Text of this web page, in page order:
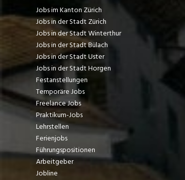
Jobs im Kanton Zürich
Jobs in der Stadt Zürich
Jobs in der Stadt Winterthur
Jobs in der Stadt Bülach
Jobs in der Stadt Uster
Jobs in der Stadt Horgen
Festanstellungen
Temporäre Jobs
Freelance Jobs
Praktikum-Jobs
Lehrstellen
Ferienjobs
Führungspositionen
Arbeitgeber
Jobline